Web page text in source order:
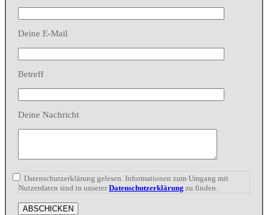
Deine E-Mail
Betreff
Deine Nachricht
Datenschutzerklärung gelesen. Informationen zum Umgang mit
Nutzerdaten sind in unsererDatenschutzerklärung zu finden.